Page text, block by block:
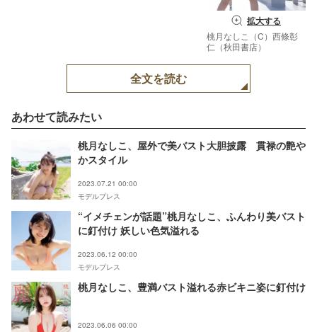
拡大する
桃月なしこ（C）西條彰
仁（秋田書店）
全文を読む
あわせて読みたい
桃月なしこ、屋外で美バスト大胆披露 貫禄の艶や
かスタイル
2023.07.21 00:00
モデルプレス
“イメチェンが話題”桃月なしこ、ふんわり美バスト
に釘付け 妖しい色気溢れる
2023.06.12 00:00
モデルプレス
桃月なしこ、豊満バスト溢れる赤ビキニ姿に釘付け
2023.06.06 00:00